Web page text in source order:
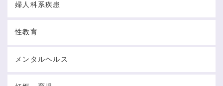
婦人科系疾患
性教育
メンタルヘルス